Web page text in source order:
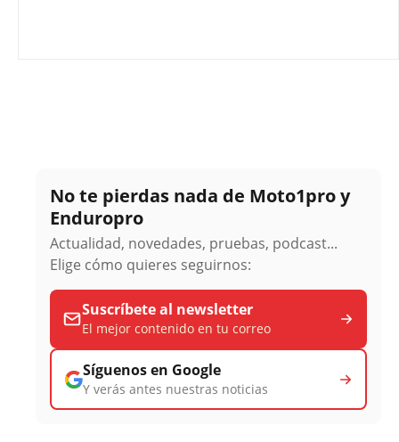
No te pierdas nada de Moto1pro y
Enduropro
Actualidad, novedades, pruebas, podcast...
Elige cómo quieres seguirnos:
Suscríbete al newsletter
El mejor contenido en tu correo
Síguenos en Google
Y verás antes nuestras noticias